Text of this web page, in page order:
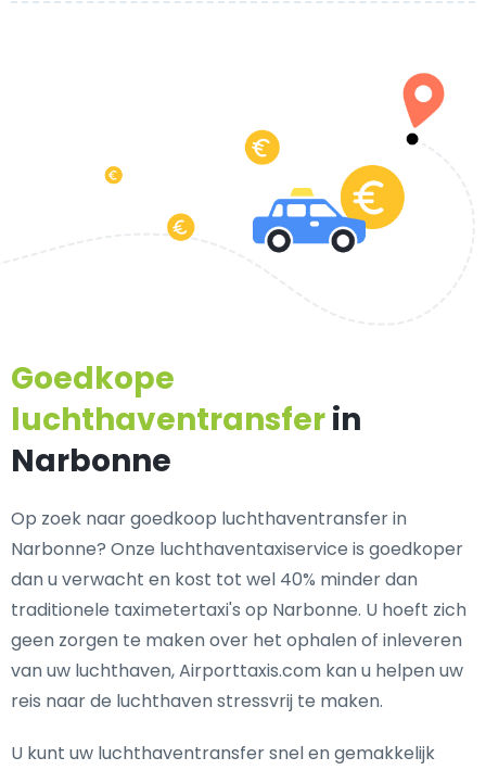
Goedkope
luchthaventransferin
Narbonne
Op zoek naar goedkoop luchthaventransfer in
Narbonne? Onze luchthaventaxiservice is goedkoper
dan u verwacht en kost tot wel 40% minder dan
traditionele taximetertaxi's op Narbonne. U hoeft zich
geen zorgen te maken over het ophalen of inleveren
van uw luchthaven, Airporttaxis.com kan u helpen uw
reis naar de luchthaven stressvrij te maken.
U kunt uw luchthaventransfer snel en gemakkelijk